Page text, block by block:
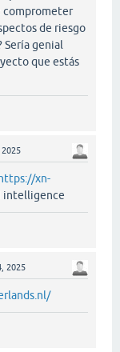
comprometer
de riesgo
Sería genial
que estás
xn-
intelligence
2025